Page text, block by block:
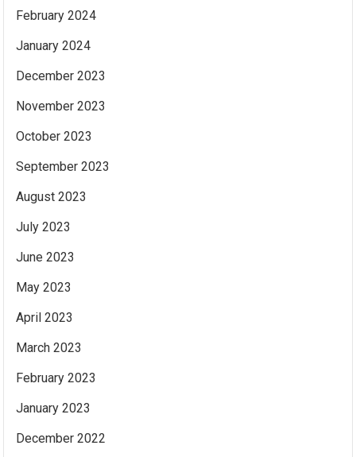
February 2024
January 2024
December 2023
November 2023
October 2023
September 2023
August 2023
July 2023
June 2023
May 2023
April 2023
March 2023
February 2023
January 2023
December 2022